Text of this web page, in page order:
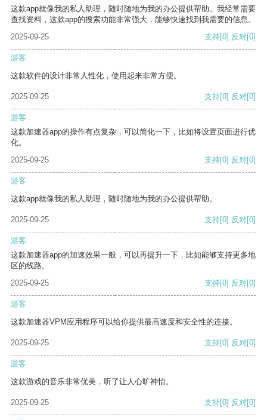
这款app就像我的私人助理，随时随地为我的办公提供帮助。我经常需要
查找资料，这款app的搜索功能非常强大，能够快速找到我需要的信息。
2025-09-25
支持[0] 反对[0]
游客
这款软件的设计非常人性化，使用起来非常方便。
2025-09-25 支持[0] 反对[0]
游客
这款加速器app的操作有点复杂，可以简化一下，比如将设置页面进行优
化。
2025-09-25
支持[0] 反对[0]
游客
这款app就像我的私人助理，随时随地为我的办公提供帮助。
2025-09-25 支持[0] 反对[0]
游客
这款加速器app的加速效果一般，可以再提升一下，比如能够支持更多地
区的线路。
2025-09-25
支持[0] 反对[0]
游客
这款加速器VPM应用程序可以给你提供最高速度和安全性的连接。
2025-09-25 支持[0] 反对[0]
游客
这款游戏的音乐非常优美，听了让人心旷神怡。
2025-09-25 支持[0] 反对[0]